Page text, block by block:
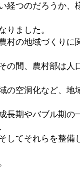
経つのだろうか、
りました。
村の地域づくりに
の間、農村部は
の空洞化など、地
長期やバブル期の
してそれらを整備